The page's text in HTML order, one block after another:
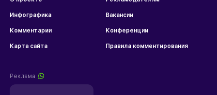
Инфографика Вакансии
Комментарии Конференции
Карта сайта Правила комментирования
Реклама